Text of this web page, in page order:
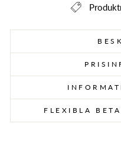
FLEXIBLA